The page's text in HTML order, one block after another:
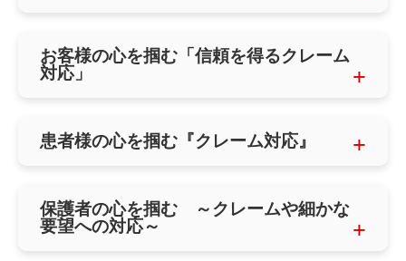
お客様の心を掴む「信頼を得るクレーム
対応」
患者様の心を掴む『クレーム対応』
保護者の心を掴む ～クレームや細かな
要望への対応～